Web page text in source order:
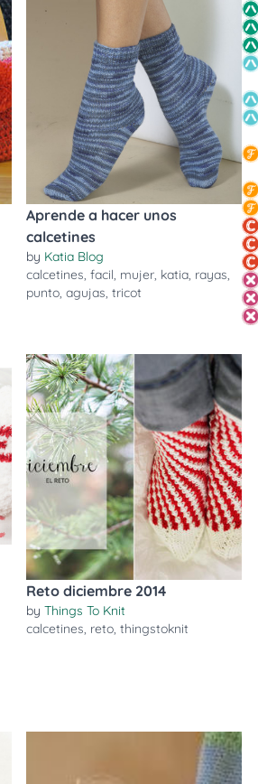
Aprende a hacer unos
calcetines
by Katia Blog
calcetines,facil, mujer, katia, rayas,
punto,agujas,tricot
Reto diciembre 2014
byThings To Knit
calcetines, reto,thingstoknit